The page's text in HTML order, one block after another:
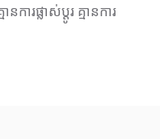
ារផ្លាស់ប្តូរ គ្មានការ